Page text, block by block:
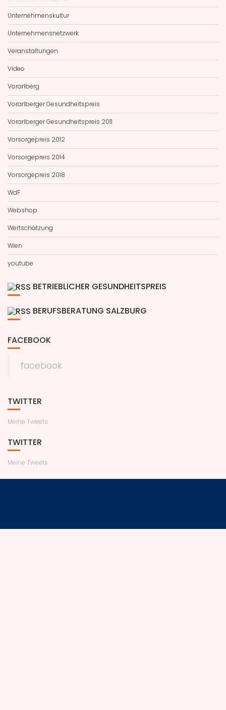
Unternehmenskultur
Unternehmensnetzwerk
Veranstaltungen
Video
Vorarlberg
Vorarlberger Gesundheitspreis
Vorarlberger Gesundheitspreis 2011
Vorsorgepreis 2012
Vorsorgepreis 2014
Vorsorgepreis 2018
WdF
Webshop
Wertschätzung
Wien
youtube
BETRIEBLICHER GESUNDHEITSPREIS
BERUFSBERATUNG SALZBURG
FACEBOOK
facebook
TWITTER
Meine Tweets
TWITTER
Meine Tweets